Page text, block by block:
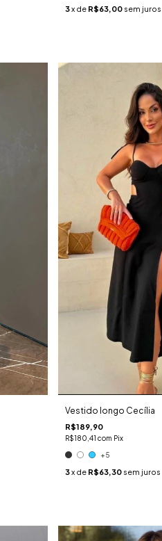
3x de R$63,00 sem juros
Vestido longo Cecília
R$189,90
R$180,41 com Pix
+5
3x de R$63,30 sem juros